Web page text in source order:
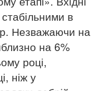
в
Незважаючи на
на 6%
році,
ніж у